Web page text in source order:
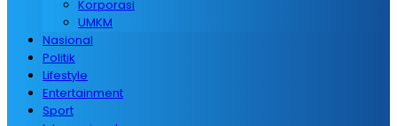
Korporasi
UMKM
Nasional
Politik
Lifestyle
Entertainment
Sport